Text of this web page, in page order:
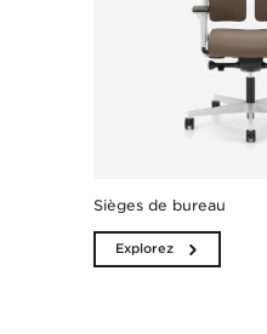
Sièges de bureau
Explorez